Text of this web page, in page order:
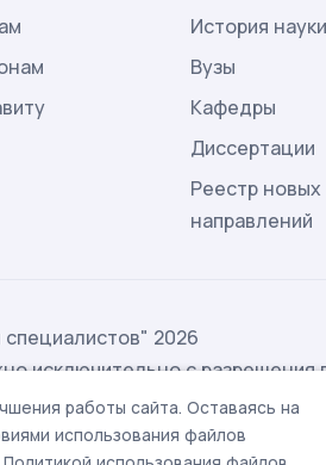
История науки
Вузы
Кафедры
Диссертации
Реестр
направлений
2026
исключительно с разрешения
работы сайта. Оставаясь на
использования файлов